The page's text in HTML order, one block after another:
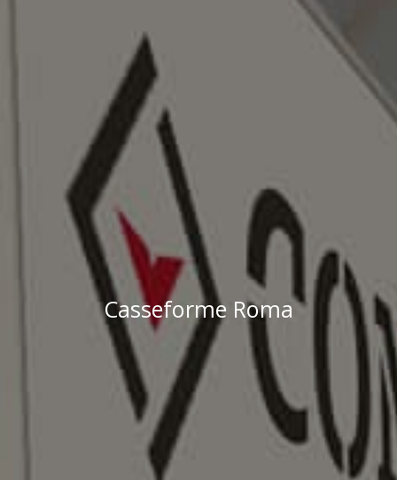
Casseforme Roma